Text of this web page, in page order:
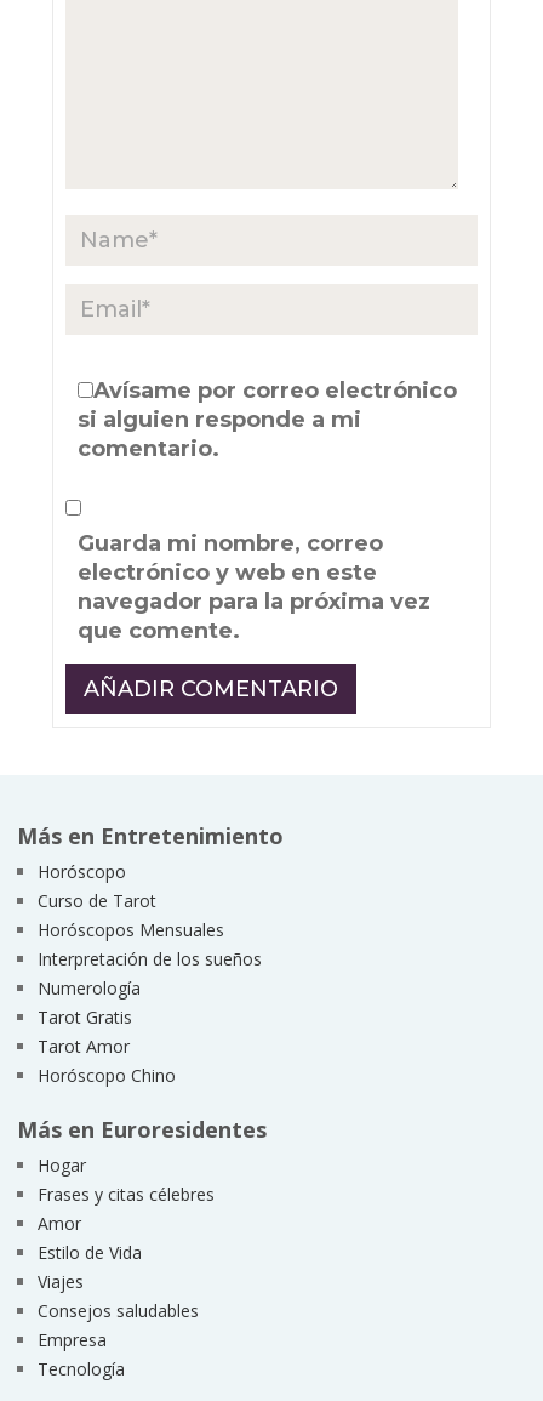
Avísame por correo electrónico
si alguien responde a mi
comentario.
Guarda mi nombre, correo
electrónico y web en este
navegador para la próxima vez
que comente.
Más en Entretenimiento
Horóscopo
Curso de Tarot
Horóscopos Mensuales
Interpretación de los sueños
Numerología
Tarot Gratis
Tarot Amor
Horóscopo Chino
Más en Euroresidentes
Hogar
Frases y citas célebres
Amor
Estilo de Vida
Viajes
Consejos saludables
Empresa
Tecnología